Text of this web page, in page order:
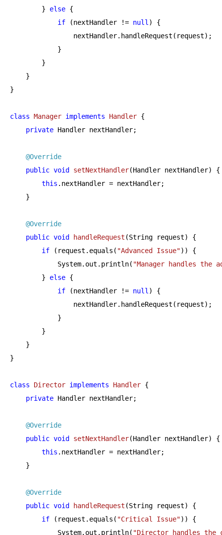
        }
else {
if (nextHandler != null ) {
                nextHandler.handleRequest(request);
            }
        }
    }
}
class Manager implements Handler {
private Handler nextHandler;
@Override
public void setNextHandler(Handler nextHandler)
{
this .nextHandler = nextHandler;
    }
@Override
public void handleRequest (String request)
{
if (request.equals( "Advanced Issue")) {
            System.out.println(
"Manager handles the
        }
else {
if (nextHandler != null ) {
                nextHandler.handleRequest(request);
            }
        }
    }
}
class Director implements Handler {
private Handler nextHandler;
@Override
public void setNextHandler(Handler nextHandler)
{
this .nextHandler = nextHandler;
    }
@Override
public void handleRequest (String request)
{
if (request.equals( "Critical Issue")) {
            System.out.println(
"Director handles